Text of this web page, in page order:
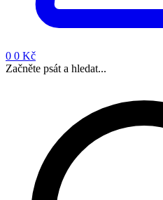
0 0 Kč
Začněte psát a hledat...